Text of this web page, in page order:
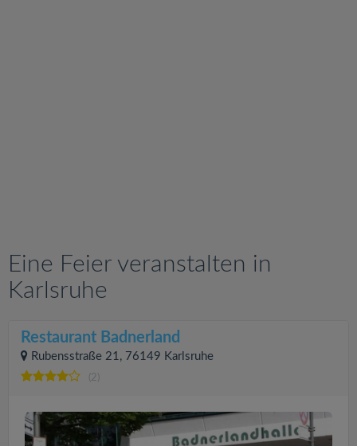
Eine Feier veranstalten in
Karlsruhe
Restaurant Badnerland
Rubensstraße 21, 76149 Karlsruhe
(2)